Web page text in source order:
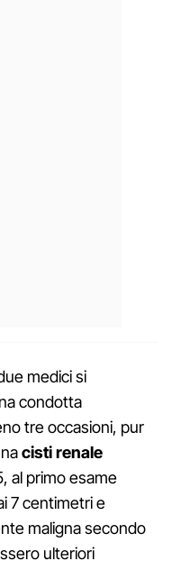
medici si
condotta
tre occasioni, pur
cisti renale
al primo esame
7 centimetri e
maligna secondo
ulteriori